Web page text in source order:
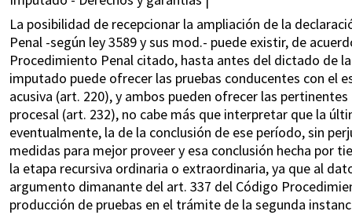
La posibilidad de recepcionar la ampliación de la
Penal -según ley 3589 y sus mod.- puede existir, de
Procedimiento Penal citado, hasta antes del dictado de
imputado puede ofrecer las pruebas conducentes con el
acusiva (art. 220), y ambos pueden ofrecer las
procesal (art. 232), no cabe más que interpretar que la
eventualmente, la de la conclusión de ese período, sin
medidas para mejor proveer y esa conclusión hecha por
la etapa recursiva ordinaria o extraordinaria, ya que al
argumento dimanante del art. 337 del Código
producción de pruebas en el trámite de la segunda